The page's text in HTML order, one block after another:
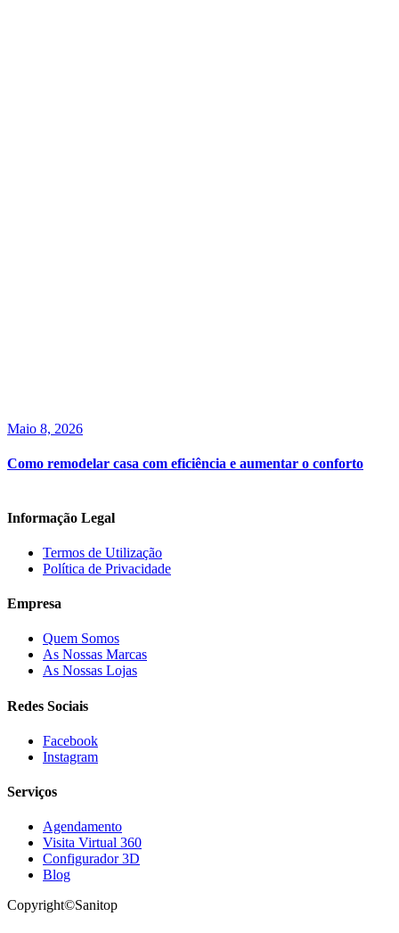
Maio 8, 2026
Como remodelar casa com eficiência e aumentar o conforto
Informação Legal
Termos de Utilização
Política de Privacidade
Empresa
Quem Somos
As Nossas Marcas
As Nossas Lojas
Redes Sociais
Facebook
Instagram
Serviços
Agendamento
Visita Virtual 360
Configurador 3D
Blog
Copyright©Sanitop